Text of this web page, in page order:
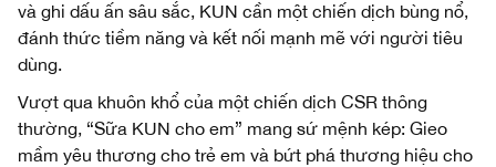
và ghi dấu ấn sâu sắc, KUN cần một chiến dịch bùng nổ,
đánh thức tiềm năng và kết nối mạnh mẽ với người tiêu
dùng.
Vượt qua khuôn khổ của một chiến dịch CSR thông
thường, “Sữa KUN cho em” mang sứ mệnh kép: Gieo
mầm yêu thương cho trẻ em và bứt phá thương hiệu cho